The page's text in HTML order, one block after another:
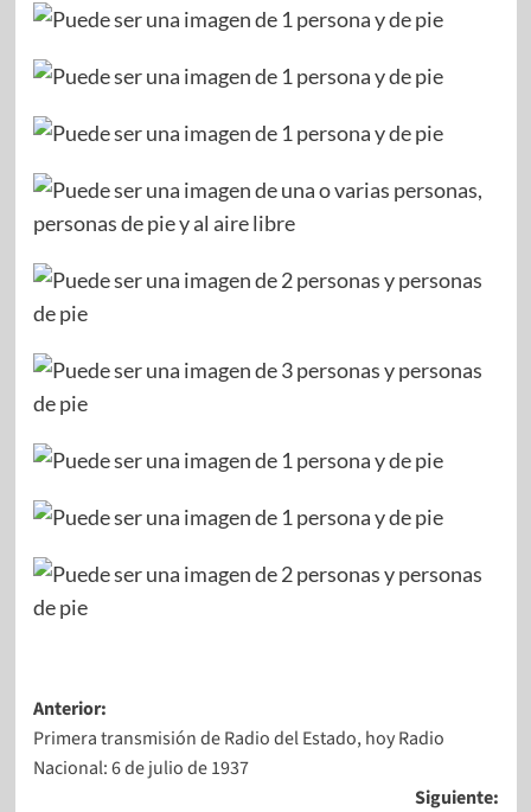
Anterior:
Primera transmisión de Radio del Estado, hoy Radio
Nacional: 6 de julio de 1937
Siguiente: